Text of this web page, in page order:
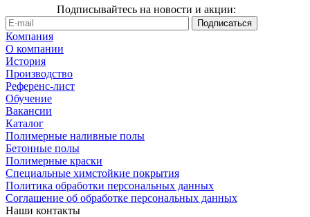
Подписывайтесь на новости и акции:
Компания
О компании
История
Производство
Референс-лист
Обучение
Вакансии
Каталог
Полимерные наливные полы
Бетонные полы
Полимерные краски
Специальные химстойкие покрытия
Политика обработки персональных данных
Cоглашение об обработке персональных данных
Наши контакты